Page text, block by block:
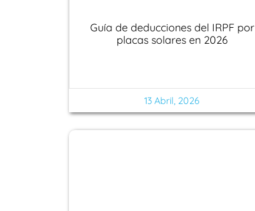
Guía de deducciones del IRPF por
placas solares en 2026
13 Abril, 2026